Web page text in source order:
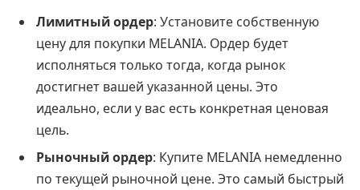
Лимитный ордер: Установите собственную
цену для покупки MELANIA. Ордер будет
исполняться только тогда, когда рынок
достигнет вашей указанной цены. Это
идеально, если у вас есть конкретная ценовая
цель.
Рыночный ордер: Купите MELANIA немедленно
по текущей рыночной цене. Это самый быстрый